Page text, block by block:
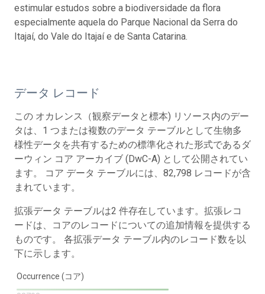
estimular estudos sobre a biodiversidade da flora
especialmente aquela do Parque Nacional da Serra do
Itajaí, do Vale do Itajaí e de Santa Catarina.
データ レコード
この オカレンス（観察データと標本) リソース内のデー
タは、1 つまたは複数のデータ テーブルとして生物多
様性データを共有するための標準化された形式であるダ
ーウィン コア アーカイブ (DwC-A) として公開されてい
ます。 コア データ テーブルには、82,798 レコードが含
まれています。
拡張データ テーブルは2 件存在しています。拡張レコ
ードは、コアのレコードについての追加情報を提供する
ものです。 各拡張データ テーブル内のレコード数を以
下に示します。
Occurrence (コア)